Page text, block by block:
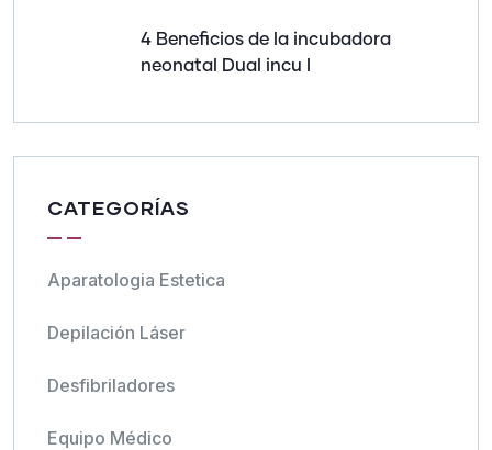
4 Beneficios de la incubadora
neonatal Dual incu I
CATEGORÍAS
Aparatologia Estetica
Depilación Láser
Desfibriladores
Equipo Médico